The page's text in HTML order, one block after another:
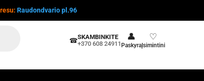
Raudondvario pl.96
☎SKAMBINKITE
+370 608 24911
👤
Paskyra
♡
Įsimintini